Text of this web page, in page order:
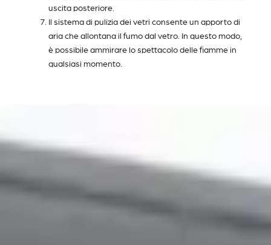
uscita posteriore.
Il sistema di pulizia dei vetri consente un apporto di
aria che allontana il fumo dal vetro. In questo modo,
è possibile ammirare lo spettacolo delle fiamme in
qualsiasi momento.